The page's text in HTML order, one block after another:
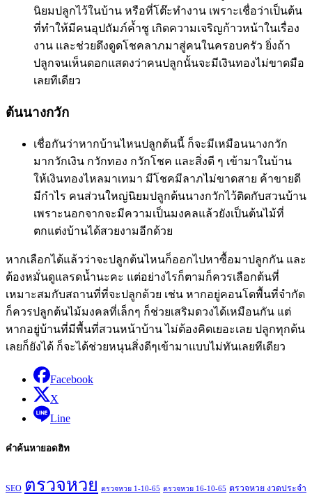
นิยมปลูกไว้ในบ้าน หรือที่โต๊ะทำงาน เพราะเชื่อว่าเป็นต้น
ที่ทำให้มีคนอุปถัมภ์ค้ำชู เกิดความเจริญก้าวหน้าในเรื่อง
งาน และช่วยดึงดูดโชคลาภมาสู่คนในครอบครัว ยิ่งถ้า
ปลูกจนเห็นดอกแสดงว่าคนปลูกนั้นจะมีเงินทองไม่ขาดมือ
เลยทีเดียว
ต้นนางกวัก
เชื่อกันว่าหากบ้านไหนปลูกต้นนี้ ก็จะมีเหมือนนางกวัก
มากวักเงิน กวักทอง กวักโชค และสิ่งดี ๆ เข้ามาในบ้าน
ให้เงินทองไหลมาเทมา มีโชคมีลาภไม่ขาดสาย ค้าขายดี
มีกำไร คนส่วนใหญ่นิยมปลูกต้นนางกวักไว้ติดกับสวนบ้าน
เพราะนอกจากจะมีความเป็นมงคลแล้วยังเป็นต้นไม้ที่
ตกแต่งบ้านได้สวยงามอีกด้วย
หากเลือกได้แล้วว่าจะปลูกต้นไหนก็ออกไปหาซื้อมาปลูกกัน และ
ต้องหมั่นดูแลรดน้ำนะคะ แต่อย่างไรก็ตามก็ควรเลือกต้นที่
เหมาะสมกับสถานที่ที่จะปลูกด้วย เช่น หากอยู่คอนโดพื้นที่จำกัด
ก็ควรปลูกต้นไม้มงคลที่เล็กๆ ก็ช่วยเสริมดวงได้เหมือนกัน แต่
หากอยู่บ้านที่มีพื้นที่สวนหน้าบ้าน ไม่ต้องคิดเยอะเลย ปลูกทุกต้น
เลยก็ยังได้ ก็จะได้ช่วยหนุนสิ่งดีๆเข้ามาแบบไม่ทันเลยทีเดียว
Facebook
X
Line
คำค้นหายอดฮิท
SEO ตรวจหวย ตรวจหวย 1-10-65 ตรวจหวย 16-10-65 ตรวจหวย งวดประจำ